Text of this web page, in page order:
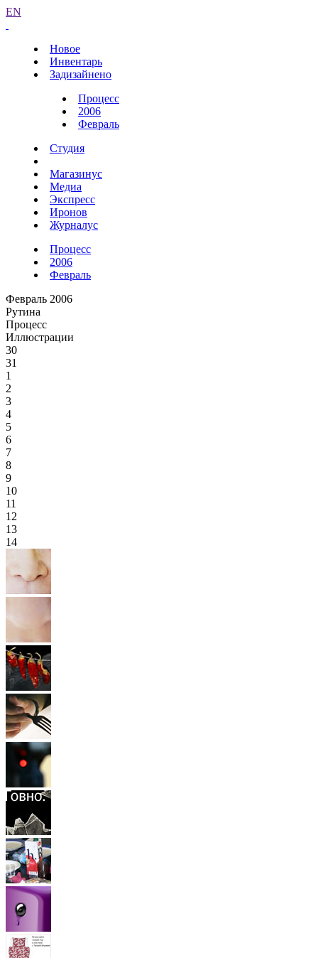
EN
Новое
Инвентарь
Задизайнено
Процесс
2006
Февраль
Студия
Магазинус
Медиа
Экспресс
Иронов
Журналус
Процесс
2006
Февраль
Февраль 2006
Рутина
Процесс
Иллюстрации
30
31
1
2
3
4
5
6
7
8
9
10
11
12
13
14